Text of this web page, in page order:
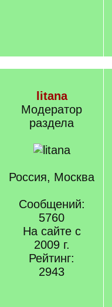
litana
Модератор
раздела
Россия, Москва
Сообщений:
5760
На сайте с
2009 г.
Рейтинг:
2943